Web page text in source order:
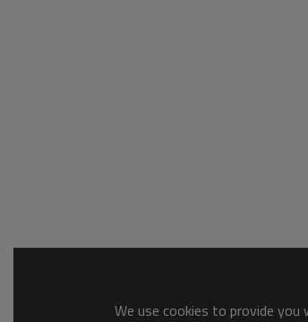
We use cookies to provide